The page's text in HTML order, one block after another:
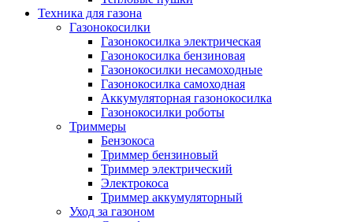
Техника для газона
Газонокосилки
Газонокосилка электрическая
Газонокосилка бензиновая
Газонокосилки несамоходные
Газонокосилка самоходная
Аккумуляторная газонокосилка
Газонокосилки роботы
Триммеры
Бензокоса
Триммер бензиновый
Триммер электрический
Электрокоса
Триммер аккумуляторный
Уход за газоном